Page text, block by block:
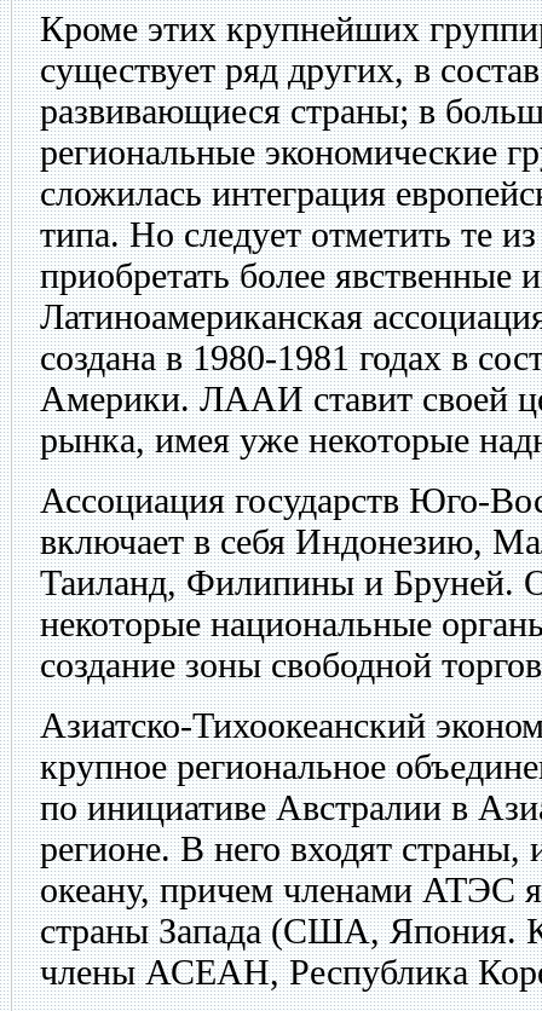
Кроме этих крупнейших
существует ряд других, в
развивающиеся страны; в
региональные экономические
сложилась интеграция
типа. Но следует отметить те
приобретать более явственные
Латиноамериканская
создана в 1980-1981 годах в
Америки. ЛААИ ставит своей
рынка, имея уже некоторые
Ассоциация государств Юго-
включает в себя Индонезию,
Таиланд, Филипины и Бруней.
некоторые национальные
создание зоны свободной
Азиатско-Тихоокеанский
крупное региональное
по инициативе Австралии в
регионе. В него входят
океану, причем членами АТЭС
страны Запада (США, Япония.
члены АСЕАН, Республика